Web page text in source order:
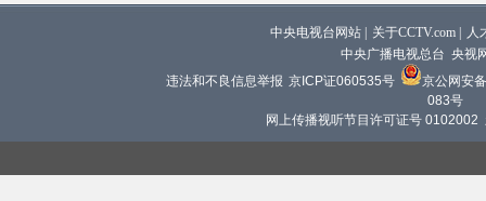
中央电视台网站 关于CCTV.com
人
中央广播电视总台 央视
违法和不良信息举报 京ICP证060535号
京公网安
083号
网上传播视听节目许可证号